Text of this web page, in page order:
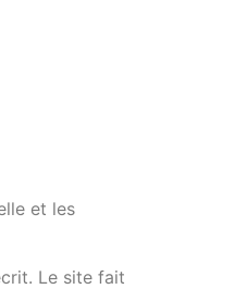
et les
Le site fait